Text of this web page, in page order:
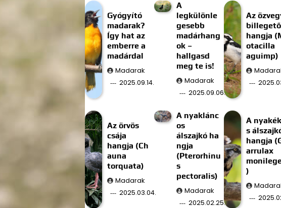
Gyógyító
madarak?
Így hat az
emberre a
madárdal
Madarak
2025.09.14.
A
legkülönle
gesebb
madárhang
ok –
hallgasd
meg te is!
Madarak
2025.09.06.
Az
billegető
hangja
otacilla
aguimp)
Az örvös
csája
hangja (Ch
auna
torquata)
Madarak
2025.03.04.
A nyaklánc
os
álszajkó ha
ngja
(Pterorhinu
s
pectoralis)
Madarak
2025.02.25.
A
s
hangja
arrulax
)